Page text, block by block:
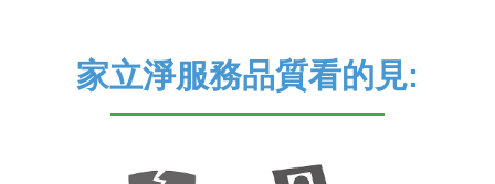
家立淨服務品質看的見: